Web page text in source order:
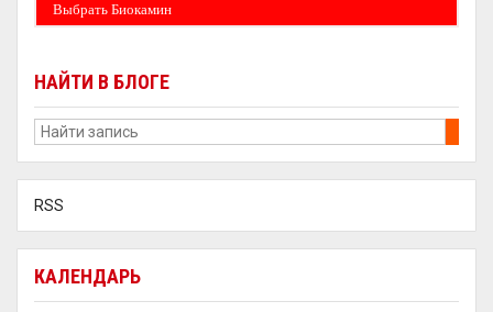
Выбрать Биокамин
НАЙТИ В БЛОГЕ
RSS
КАЛЕНДАРЬ